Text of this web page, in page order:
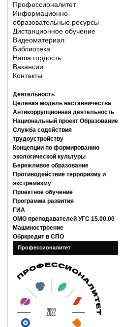
Профессионалитет
Информационно-
образовательные ресурсы
Дистанционное обучение
Видеоматериал
Библиотека
Наша гордость
Вакансии
Контакты
Деятельность
Целевая модель наставничества
Антикоррупционная деятельность
Национальный проект Образование
Служба содействия
трудоустройству
Концепции по формированию
экологической культуры
Бережливое образование
Противодействие терроризму и
экстремизму
Проектное обучение
Программа развития
ГИА
ОМО преподавателей УГС 15.00.00
Машиностроение
Обркредит в СПО
Профессионалитет